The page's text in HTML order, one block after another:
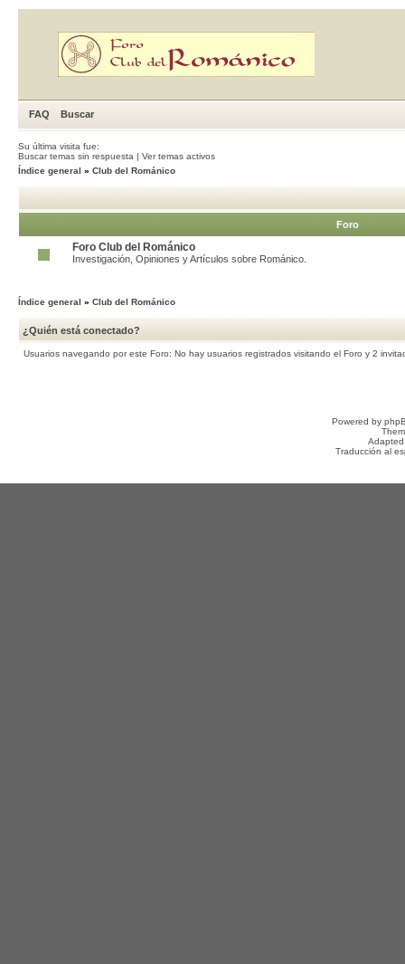
FAQ Buscar
Su última visita fue:
Buscar temas sin respuesta | Ver temas activos
Índice general » Club del Románico
Foro
Foro Club del Románico
Investigación, Opiniones y Artículos sobre Románico.
Índice general » Club del Románico
¿Quién está conectado?
Usuarios navegando por este Foro: No hay usuarios registrados visitando el Foro y 2
Powered by
Traducción al